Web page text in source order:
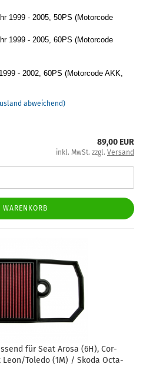
1999 - 2005, 50PS (Mo­tor­code
1999 - 2005, 60PS (Mo­tor­code
- 2002, 60PS (Mo­tor­code AKK,
abweichend)
89,00 EUR
inkl. MwSt. zzgl. Versand
WARENKORB
für Seat Arosa (6H), Cor­
To­le­do (1M) / Skoda Oc­ta­